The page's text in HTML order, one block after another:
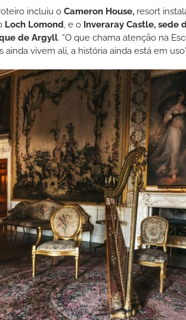
incluiu o Cameron House, resort
Loch Lomond, e o Inveraray Castle, sede
de Argyll. “O que chama atenção na
ainda vivem ali, a história ainda está em